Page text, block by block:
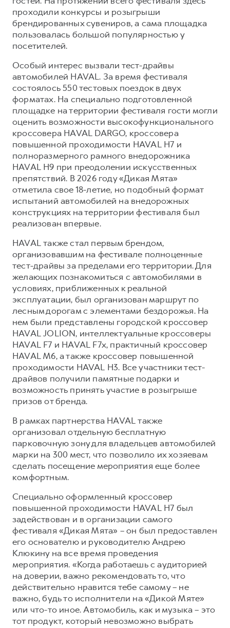
Автомобильные аксессуары
Коллекция CITY
Коллекция Базовая
Коллекция Базовая
Коллекция Детская
проходили конкурсы и розыгрыши
брендированных сувениров, а сама площадка
пользовалась большой популярностью у
посетителей.
Особый интерес вызвали тест-драйвы
автомобилей HAVAL. За время фестиваля
состоялось 550 тестовых поездок в двух
форматах. На специально подготовленной
площадке на территории фестиваля гости могли
оценить возможности высокофункционального
кроссовера HAVAL DARGO, кроссовера
повышенной проходимости HAVAL H7 и
полноразмерного рамного внедорожника
HAVAL H9 при преодолении искусственных
препятствий. В 2026 году «Дикая Мята»
отметила свое 18-летие, но подобный формат
испытаний автомобилей на внедорожных
конструкциях на территории фестиваля был
реализован впервые.
HAVAL также стал первым брендом,
организовавшим на фестивале полноценные
тест-драйвы за пределами его территории. Для
желающих познакомиться с автомобилями в
условиях, приближенных к реальной
эксплуатации, был организован маршрут по
лесным дорогам с элементами бездорожья. На
нем были представлены городской кроссовер
HAVAL JOLION, интеллектуальные кроссоверы
HAVAL F7 и HAVAL F7x, практичный кроссовер
HAVAL M6, а также кроссовер повышенной
проходимости HAVAL H3. Все участники тест-
драйвов получили памятные подарки и
возможность принять участие в розыгрыше
призов от бренда.
В рамках партнерства HAVAL также
организовал отдельную бесплатную
парковочную зону для владельцев автомобилей
марки на 300 мест, что позволило их хозяевам
сделать посещение мероприятия еще более
комфортным.
Специально оформленный кроссовер
повышенной проходимости HAVAL H7 был
задействован и в организации самого
фестиваля «Дикая Мята» – он был предоставлен
его основателю и руководителю Андрею
Клюкину на все время проведения
мероприятия. «Когда работаешь с аудиторией
на доверии, важно рекомендовать то, что
действительно нравится тебе самому – не
важно, будь то исполнители на «Дикой Мяте»
или что-то иное. Автомобиль, как и музыка – это
тот продукт, который невозможно выбрать